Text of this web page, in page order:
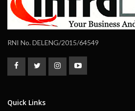
RNI No. DELENG/2015/64549
Quick Links